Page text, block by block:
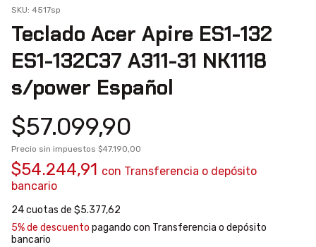
SKU: 4517sp
Teclado Acer Apire ES1-132
ES1-132C37 A311-31 NK1118
s/power Español
$57.099,90
Precio sin impuestos $47.190,00
$54.244,91 con Transferencia o depósito
bancario
24cuotas de $5.377,62
5% de descuento pagando con Transferencia o depósito
bancario